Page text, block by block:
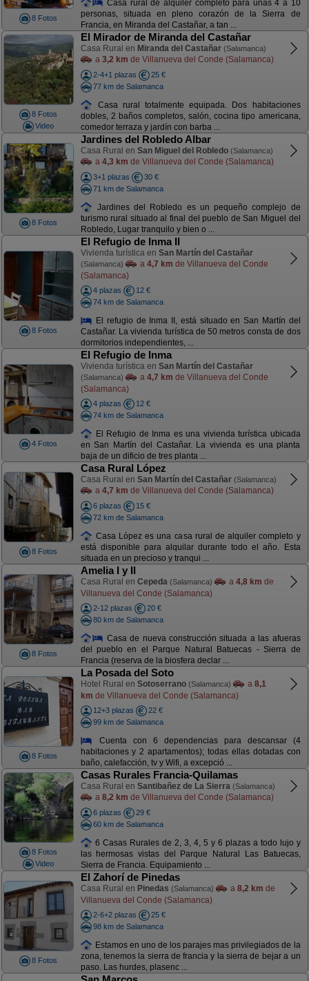
8 Fotos
Casa rural de alquiler completo para unas 4 a 10
personas, situada en pleno corazón de la Sierra de
Francia, en Miranda del Castañar, a tan ...
8 Fotos
Video
El Mirador de Miranda del Castañar
Casa Rural en Miranda del Castañar (Salamanca)
a 3,2 km de Villanueva del Conde (Salamanca)
2-4+1 plazas
25 €
77 km de Salamanca
Casa rural totalmente equipada. Dos habitaciones
dobles, 2 baños completos, salón, cocina tipo americana,
comedor terraza y jardín con barba ...
8 Fotos
Jardines del Robledo Albar
Casa Rural en San Miguel del Robledo (Salamanca)
a 4,3 km de Villanueva del Conde (Salamanca)
3+1 plazas
30 €
71 km de Salamanca
Jardines del Robledo es un pequeño complejo de
turismo rural situado al final del pueblo de San Miguel del
Robledo, Lugar tranquilo y bien o ...
8 Fotos
El Refugio de Inma II
Vivienda turística en San Martín del Castañar
(Salamanca) a 4,7 km de Villanueva del Conde
(Salamanca)
4 plazas
12 €
74 km de Salamanca
El refugio de Inma II, está situado en San Martín del
Castañar. La vivienda turística de 50 metros consta de dos
dormitorios independientes, ...
4 Fotos
El Refugio de Inma
Vivienda turística en San Martín del Castañar
(Salamanca) a 4,7 km de Villanueva del Conde
(Salamanca)
4 plazas
12 €
74 km de Salamanca
El Refugio de Inma es una vivienda turística ubicada
en San Martín del Castañar. La vivienda es una planta
baja de un dificio de tres planta ...
8 Fotos
Casa Rural López
Casa Rural en San Martín del Castañar (Salamanca)
a 4,7 km de Villanueva del Conde (Salamanca)
6 plazas
15 €
72 km de Salamanca
Casa López es una casa rural de alquiler completo y
está disponible para alquilar durante todo el año. Esta
situada en un precioso y tranqui ...
8 Fotos
Amelia I y II
Casa Rural en Cepeda (Salamanca) a 4,8 km de
Villanueva del Conde (Salamanca)
2-12 plazas
20 €
80 km de Salamanca
Casa de nueva construcción situada a las afueras
del pueblo en el Parque Natural Batuecas - Sierra de
Francia (reserva de la biosfera declar ...
8 Fotos
La Posada del Soto
Hotel Rural en Sotoserrano (Salamanca) a 8,1
km de Villanueva del Conde (Salamanca)
12+3 plazas
22 €
99 km de Salamanca
Cuenta con 6 dependencias para descansar (4
habitaciones y 2 apartamentos); todas ellas dotadas con
baño, calefacción, tv y Wifi, a excepció ...
8 Fotos
Video
Casas Rurales Francia-Quilamas
Casa Rural en Santibañez de La Sierra (Salamanca)
a 8,2 km de Villanueva del Conde (Salamanca)
6 plazas
29 €
60 km de Salamanca
6 Casas Rurales de 2, 3, 4, 5 y 6 plazas a todo lujo y
las hermosas vistas del Parque Natural Las Batuecas,
Sierra de Francia. Equipamiento ...
8 Fotos
El Zahorí de Pinedas
Casa Rural en Pinedas (Salamanca) a 8,2 km de
Villanueva del Conde (Salamanca)
2-6+2 plazas
25 €
98 km de Salamanca
Estamos en uno de los parajes mas privilegiados de la
zona, tenemos la sierra de francia y la sierra de bejar a un
paso. Las hurdes, plasenc ...